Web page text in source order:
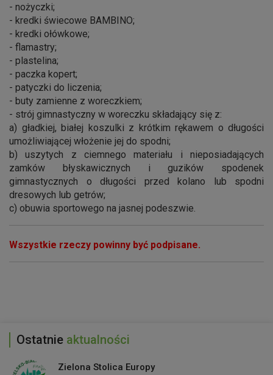
- nożyczki;
- kredki świecowe BAMBINO;
- kredki ołówkowe;
- flamastry;
- plastelina;
- paczka kopert;
- patyczki do liczenia;
- buty zamienne z woreczkiem;
- strój gimnastyczny w woreczku składający się z:
a) gładkiej, białej koszulki z krótkim rękawem o długości
umożliwiającej włożenie jej do spodni;
b) uszytych z ciemnego materiału i nieposiadających
zamków błyskawicznych i guzików spodenek
gimnastycznych o długości przed kolano lub spodni
dresowych lub getrów;
c) obuwia sportowego na jasnej podeszwie.
Wszystkie rzeczy powinny być podpisane.
Ostatnie aktualności
Zielona Stolica Europy